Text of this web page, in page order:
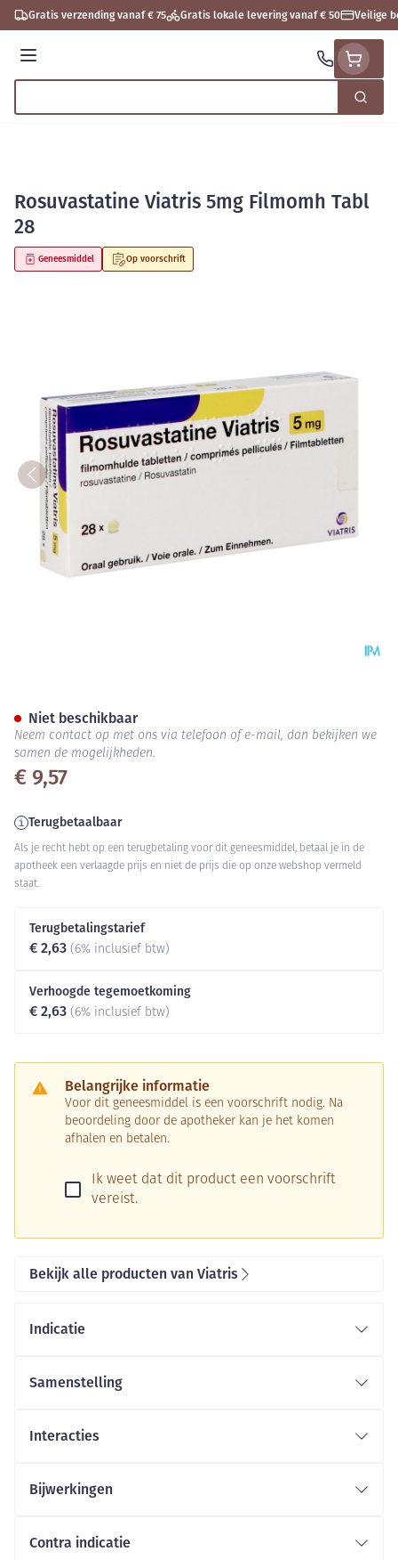
Ga naar de inhoud
Gratis verzending vanaf € 75 Gratis lokale levering vanaf € 50 Veilige
Menu
Zoek
Rosuvastatine Viatris 5mg Filmomh Tabl
28
Op voorschrift
Geneesmiddel
€ 9,57
Terugbetaalbaar
Als je recht hebt op een terugbetaling voor dit geneesmiddel, betaal je in de
apotheek een verlaagde prijs en niet de prijs die op onze webshop vermeld
staat.
Terugbetalingstarief
€ 2,63 (6% inclusief btw)
Verhoogde tegemoetkoming
€ 2,63 (6% inclusief btw)
Belangrijke informatie
Voor dit geneesmiddel is een voorschrift nodig. Na
beoordeling door de apotheker kan je het komen
afhalen en betalen.
Ik weet dat dit product een voorschrift
vereist.
Niet beschikbaar
Neem contact op met ons via telefoon of e-mail, dan bekijken we
samen de mogelijkheden.
Bekijk alle producten van Viatris
Indicatie
Samenstelling
Interacties
Bijwerkingen
Contra indicatie